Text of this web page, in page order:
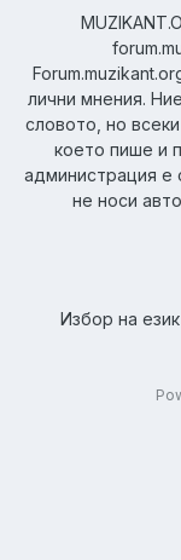
лични мнения.
словото, но
което пише и
администрация е
не носи
Избор на език